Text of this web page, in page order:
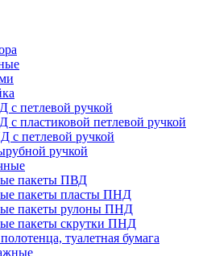
с петлевой ручкой
с пластиковой петлевой ручкой
с петлевой ручкой
ручкой
пакеты ПВД
пакеты пласты ПНД
пакеты рулоны ПНД
пакеты скрутки ПНД
туалетная бумага